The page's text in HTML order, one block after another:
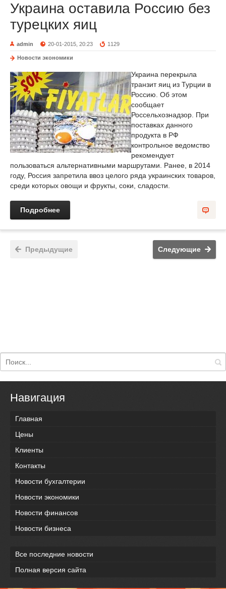
Украина оставила Россию без
турецких яиц
admin 20-01-2015, 20:23 1129
Новости экономики
Украина перекрыла
транзит яиц из Турции в
Россию. Об этом
сообщает
Россельхознадзор. При
поставках данного
продукта в РФ
контрольное ведомство
рекомендует
пользоваться альтернативными маршрутами. Ранее, в 2014
году, Россия запретила ввоз целого ряда украинских товаров,
среди которых овощи и фрукты, соки, сладости.
Подробнее
Предыдущие Следующие
Навигация
Главная
Цены
Клиенты
Контакты
Новости бухгалтерии
Новости экономики
Новости финансов
Новости бизнеса
Все последние новости
Полная версия сайта